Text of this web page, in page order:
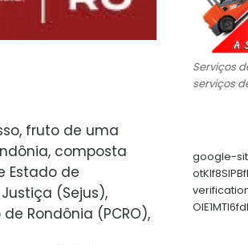
fruto de uma
composta
Estado de
(Sejus),
Rondônia (PCRO),
Serviços
serviços
google-